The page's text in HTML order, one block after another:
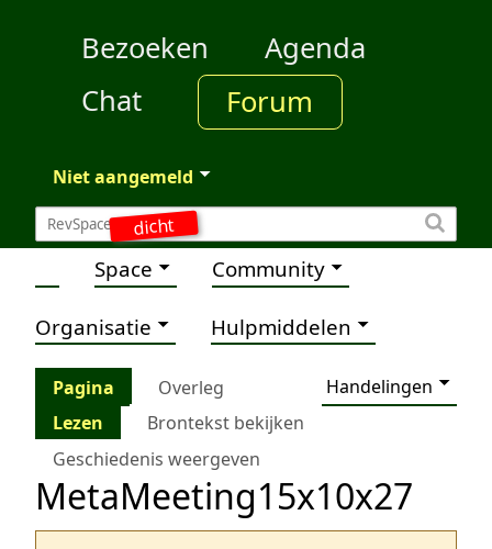
dicht
Bezoeken
Agenda
Chat
Forum
Niet aangemeld
Space Community
Organisatie Hulpmiddelen
Pagina Overleg
Handelingen
Lezen
Brontekst bekijken
Geschiedenis weergeven
MetaMeeting15x10x27